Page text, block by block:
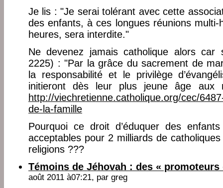
Je lis : "Je serai tolérant avec cette
des enfants, à ces longues réunions multi-
heures, sera interdite."
Ne devenez jamais catholique alors car
2225) : "Par la grâce du sacrement de
la responsabilité et le privilège
initieront dès leur plus jeune âge
http://viechretienne.catholique.org/cec/
de-la-famille
Pourquoi ce droit d’éduquer des
acceptables pour 2 milliards de
religions ???
Témoins de Jéhovah : des «
août 2011 à07:21, par greg